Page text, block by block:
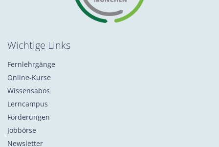
Wichtige Links
Fernlehrgänge
Online-Kurse
Wissensabos
Lerncampus
Förderungen
Jobbörse
Newsletter